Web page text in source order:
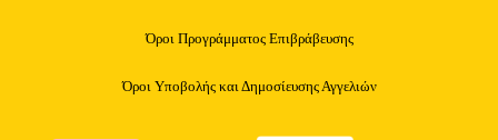
Όροι Προγράμματος Επιβράβευσης
Όροι Υποβολής και Δημοσίευσης Αγγελιών